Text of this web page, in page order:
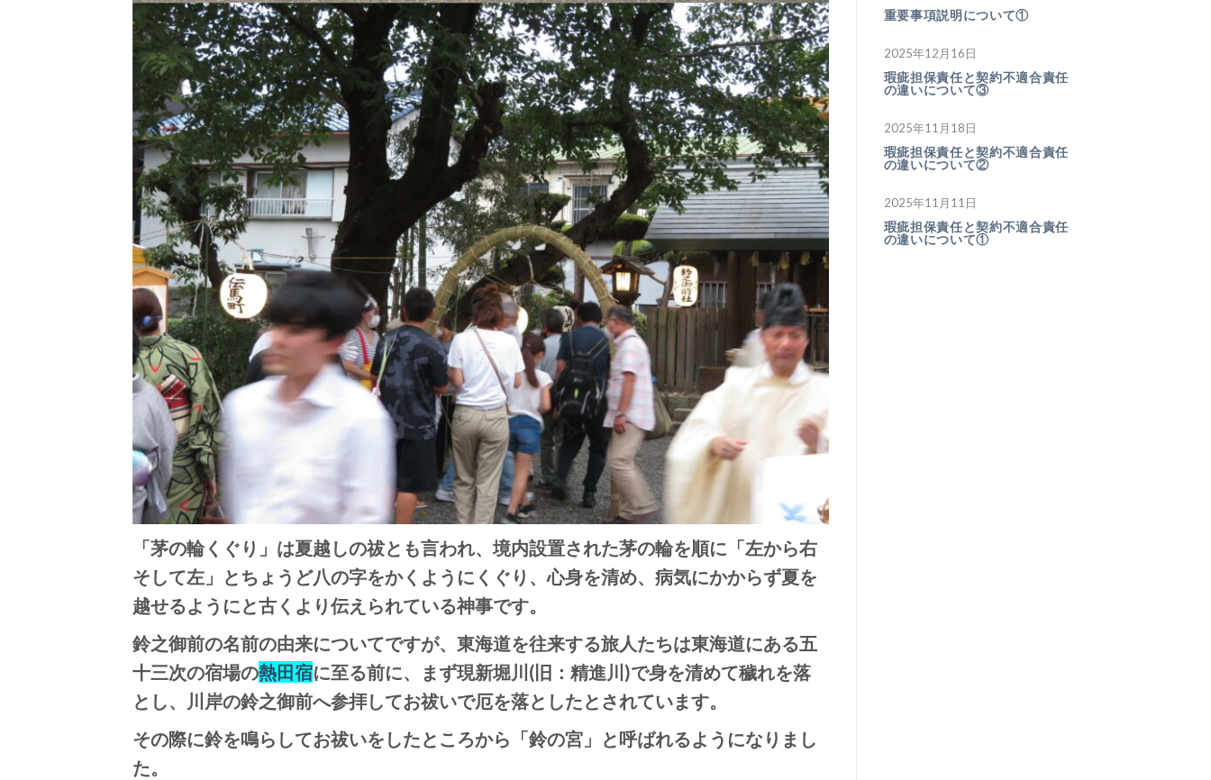
「茅の輪くぐり」は夏越しの祓とも言われ、境内設置された茅の輪を順に「左から右
そして左」とちょうど八の字をかくようにくぐり、心身を清め、病気にかからず夏を
越せるようにと古くより伝えられている神事です。
鈴之御前の名前の由来についてですが、東海道を往来する旅人たちは東海道にある五
十三次の宿場の熱田宿に至る前に、まず現新堀川(旧：精進川)で身を清めて穢れを落
とし、川岸の鈴之御前へ参拝してお祓いで厄を落としたとされています。
その際に鈴を鳴らしてお祓いをしたところから「鈴の宮」と呼ばれるようになりまし
た。
重要事項説明について①
2025年12月16日
瑕疵担保責任と契約不適合責任
の違いについて③
2025年11月18日
瑕疵担保責任と契約不適合責任
の違いについて②
2025年11月11日
瑕疵担保責任と契約不適合責任
の違いについて①